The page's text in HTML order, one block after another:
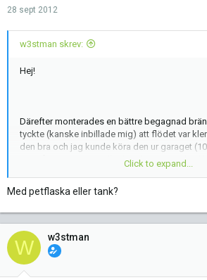
28 sept 2012
w3stman skrev:
Hej!
Därefter monterades en bättre begagnad
tyckte (kanske inbillade mig) att flödet var
den bra och jag kunde köra den ur garaget
tomgång i 5 minuter tills den dog. Nu är den
Click to expand...
Med petflaska eller tank?
W w3stman